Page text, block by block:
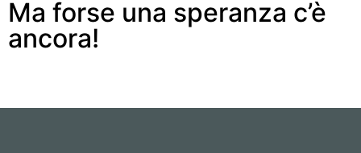
Ma forse una speranza c’è
ancora!